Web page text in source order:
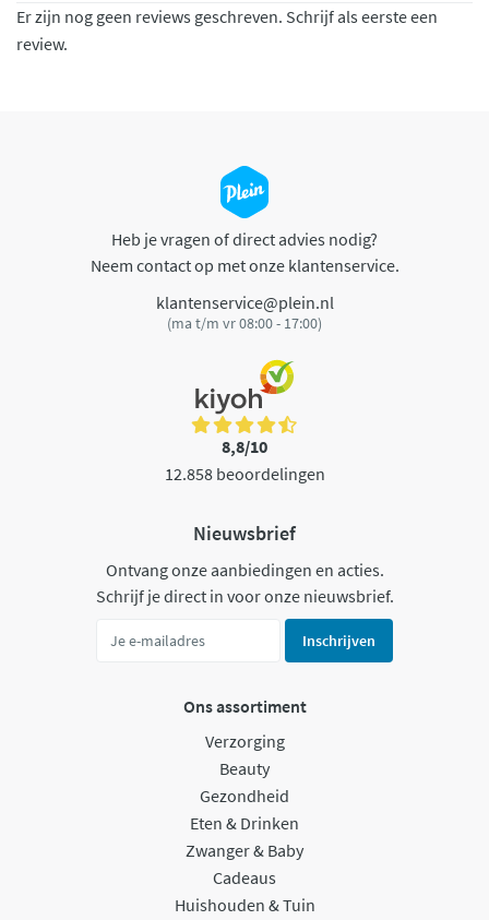
Er zijn nog geen reviews geschreven. Schrijf als eerste een
review.
Heb je vragen of direct advies nodig?
Neem contact op met onze klantenservice.
klantenservice@plein.nl
(ma t/m vr 08:00 - 17:00)
8,8/10
12.858 beoordelingen
Nieuwsbrief
Ontvang onze aanbiedingen en acties.
Schrijf je direct in voor onze nieuwsbrief.
Inschrijven
Ons assortiment
Verzorging
Beauty
Gezondheid
Eten & Drinken
Zwanger & Baby
Cadeaus
Huishouden & Tuin